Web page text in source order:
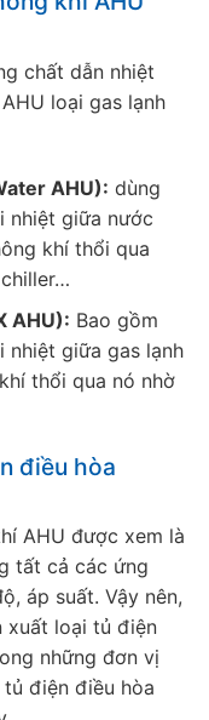
chất dẫn nhiệt
loại gas lạnh
AHU): dùng
nhiệt giữa nước
khí thổi qua
AHU): Bao gồm
giữa gas lạnh
thổi qua nó nhờ
điều hòa
AHU được xem là
tất cả các ứng
áp suất. Vậy nên,
xuất loại tủ điện
những đơn vị
điện điều hòa